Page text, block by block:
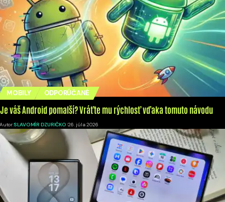
MOBILY ODPORÚČANÉ
Je váš Android pomalší? Vráťte mu rýchlosť vďaka tomuto návodu
Autor:SLAVOMÍR DZURIČKO 26. júla 2026